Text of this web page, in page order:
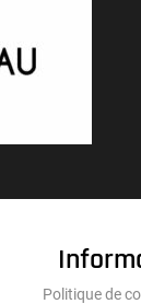
Politique de